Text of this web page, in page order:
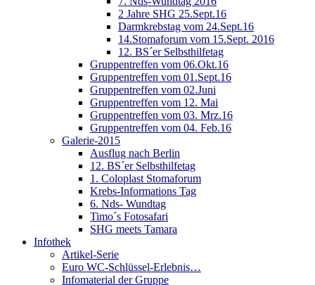
2 Jahre SHG 25.Sept.16
Darmkrebstag vom 24.Sept.16
14.Stomaforum vom 15.Sept. 2016
12. BS´er Selbsthilfetag
Gruppentreffen vom 06.Okt.16
Gruppentreffen vom 01.Sept.16
Gruppentreffen vom 02.Juni
Gruppentreffen vom 12. Mai
Gruppentreffen vom 03. Mrz.16
Gruppentreffen vom 04. Feb.16
Galerie-2015
Ausflug nach Berlin
12. BS´er Selbsthilfetag
1. Coloplast Stomaforum
Krebs-Informations Tag
6. Nds- Wundtag
Timo´s Fotosafari
SHG meets Tamara
Infothek
Artikel-Serie
Euro WC-Schlüssel-Erlebnis…
Infomaterial der Gruppe